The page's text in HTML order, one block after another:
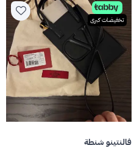
تخفيضات كبرى
فالنتينو شنطة